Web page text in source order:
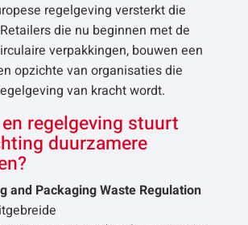
regelgeving versterkt die
die nu beginnen met de
verpakkingen, bouwen een
opzichte van organisaties die
van kracht wordt.
regelgeving stuurt
duurzamere
and Packaging Waste Regulation